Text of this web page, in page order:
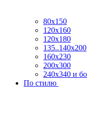
80х150
120х160
120х180
135..140х200
160х230
200х300
240х340 и
По стилю